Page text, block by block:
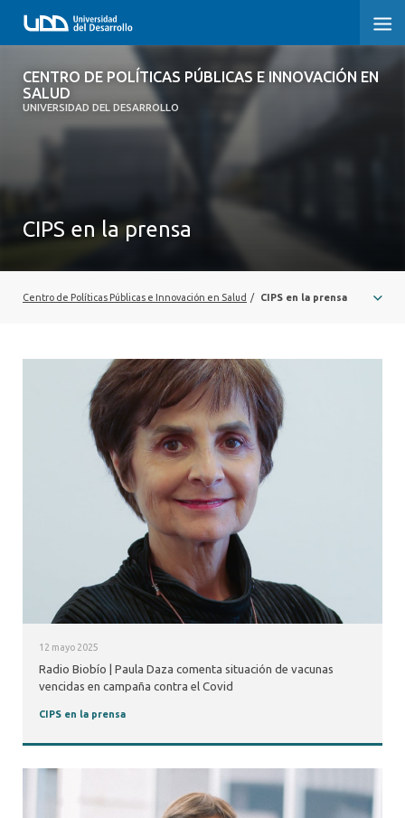
CENTRO DE POLÍTICAS PÚBLICAS E INNOVACIÓN EN
SALUD
UNIVERSIDAD DEL DESARROLLO
CENTRO DE POLÍTICAS PÚBLICAS E
INNOVACIÓN EN SALUD
QUIÉNES SOMOS
SEMINARIOS, CHARLAS U OTROS
COMUNIDAD CIPS
CIPS en la prensa
Centro de Políticas Públicas e Innovación en Salud / CIPS en la prensa
12 mayo 2025
Radio Biobío | Paula Daza comenta situación de vacunas
vencidas en campaña contra el Covid
CIPS en la prensa